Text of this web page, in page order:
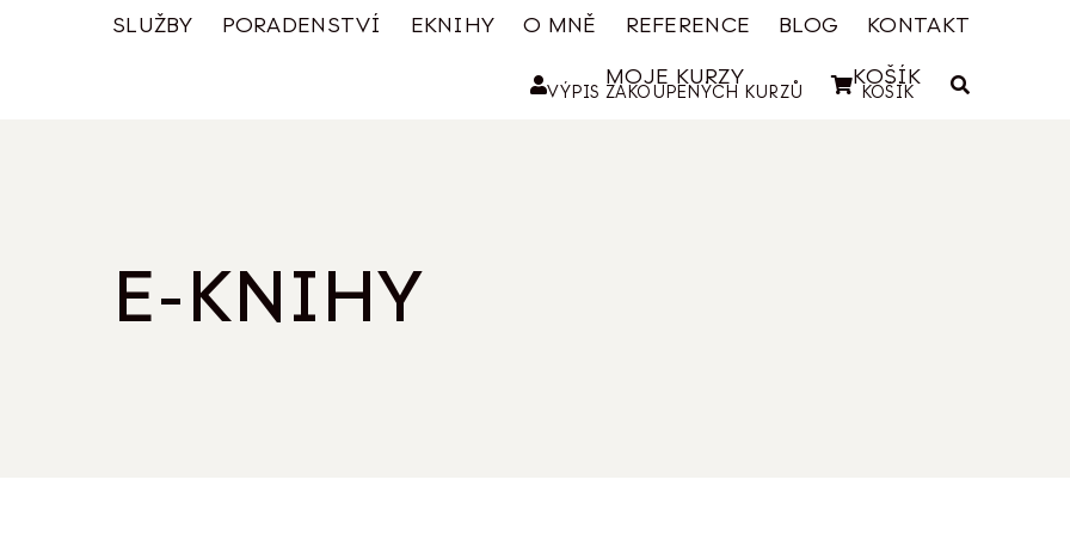
SLUŽBY PORADENSTVÍ EKNIHY O MNĚ REFERENCE BLOG
KONTAKT
MOJE KURZY
VÝPIS ZAKOUPENÝCH KURZŮ
KOŠÍK
KOŠÍK
E-KNIHY